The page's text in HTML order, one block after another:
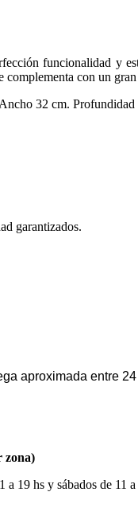
funcionalidad y
con un
32 cm. Profundidad
garantizados.
aproximada entre
zona)
a 19 hs y sábados de 11